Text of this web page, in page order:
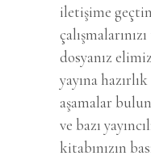
iletişime
dosyanız
yayına
aşamalar
ve bazı
kitabınızın